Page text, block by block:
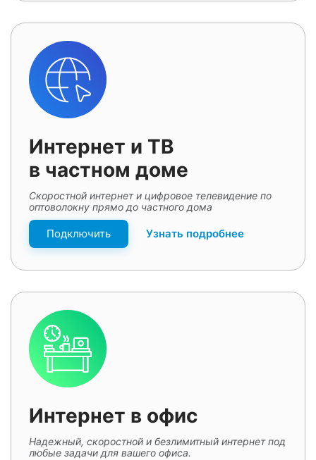
Интернет и ТВ
в частном доме
Скоростной интернет и цифровое телевидение по
оптоволокну прямо до частного дома
Подключить Узнать подробнее
Интернет в офис
Надежный, скоростной и безлимитный интернет под
любые задачи для вашего офиса.